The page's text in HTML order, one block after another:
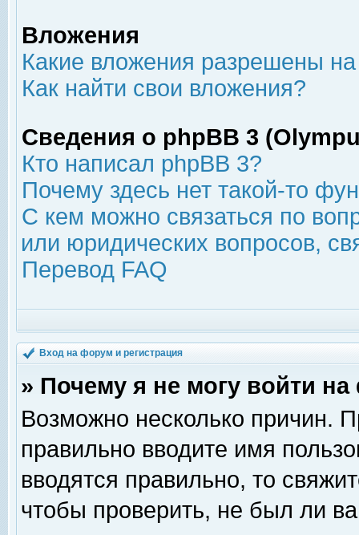
Вложения
Какие вложения разрешены
Как найти свои вложения?
Сведения о phpBB 3
Кто написал phpBB 3?
Почему здесь нет такой-то
С кем можно связаться по
или юридических вопросов,
Перевод FAQ
Вход на форум и регистрация
» Почему я не могу войти
Возможно несколько причин.
правильно вводите имя
вводятся правильно, то
чтобы проверить, не был ли